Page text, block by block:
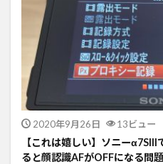
2020年9月26日 13ビュー
【これは嬉しい】ソニー
ると顔認識AFがOFFになる問